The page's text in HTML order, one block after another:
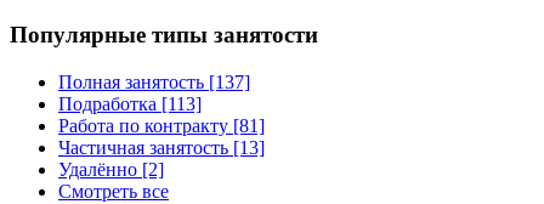
Популярные типы занятости
Полная занятость [137]
Подработка [113]
Работа по контракту [81]
Частичная занятость [13]
Удалённо [2]
Смотреть все